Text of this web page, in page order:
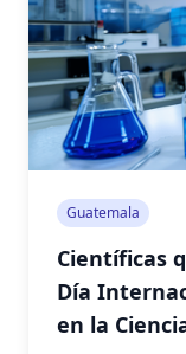
Guatemala
Científicas
Día
en la